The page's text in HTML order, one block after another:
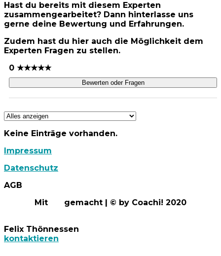
Hast du bereits mit diesem Experten
zusammengearbeitet? Dann hinterlasse uns
gerne deine Bewertung und Erfahrungen.
Zudem hast du hier auch die Möglichkeit dem
Experten Fragen zu stellen.
0 ★★★★★
Bewerten oder Fragen
Keine Einträge vorhanden.
Impressum
Datenschutz
AGB
Mit
gemacht | © by Coachi! 2020
Felix Thönnessen
kontaktieren